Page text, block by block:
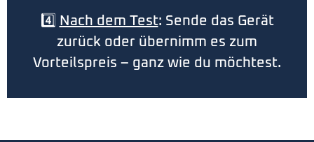
4️⃣ Nach dem Test: Sende das Gerät
zurück oder übernimm es zum
Vorteilspreis – ganz wie du möchtest.